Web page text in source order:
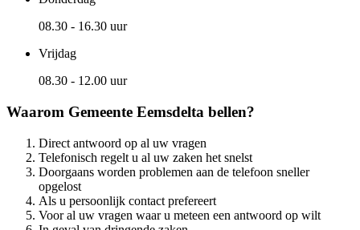
08.30 - 16.30 uur
Vrijdag
08.30 - 12.00 uur
Waarom Gemeente Eemsdelta bellen?
Direct antwoord op al uw vragen
Telefonisch regelt u al uw zaken het snelst
Doorgaans worden problemen aan de telefoon sneller
opgelost
Als u persoonlijk contact prefereert
Voor al uw vragen waar u meteen een antwoord op wilt